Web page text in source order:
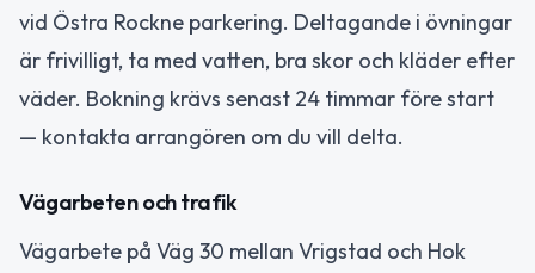
vid Östra Rockne parkering. Deltagande i övningar
är frivilligt, ta med vatten, bra skor och kläder efter
väder. Bokning krävs senast 24 timmar före start
— kontakta arrangören om du vill delta.
Vägarbeten och trafik
Vägarbete på Väg 30 mellan Vrigstad och Hok